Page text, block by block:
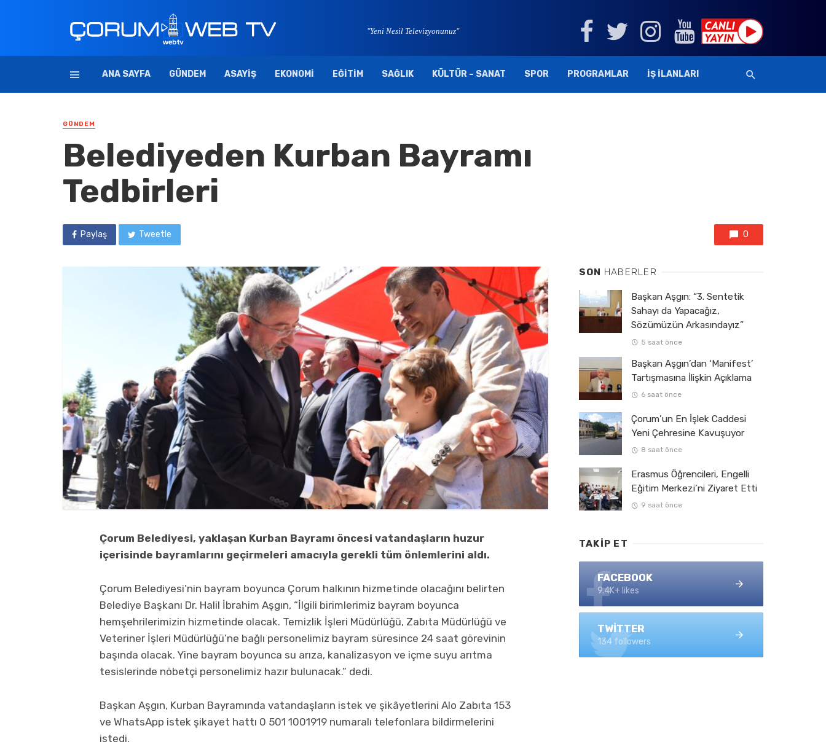
"Yeni Nesil Televizyonunuz"
ANA SAYFA GÜNDEM ASAYIŞ EKONOMI EĞITIM SAĞLIK KÜLTÜR – SANAT SPOR PROGRAMLAR İŞ İLANLARI
GÜNDEM
Belediyeden Kurban Bayramı
Tedbirleri
Paylaş Tweetle 0
Çorum Belediyesi, yaklaşan Kurban Bayramı öncesi vatandaşların huzur
içerisinde bayramlarını geçirmeleri amacıyla gerekli tüm önlemlerini aldı.
Çorum Belediyesi’nin bayram boyunca Çorum halkının hizmetinde olacağını belirten
Belediye Başkanı Dr. Halil İbrahim Aşgın, “İlgili birimlerimiz bayram boyunca
hemşehrilerimizin hizmetinde olacak. Temizlik İşleri Müdürlüğü, Zabıta Müdürlüğü ve
Veteriner İşleri Müdürlüğü’ne bağlı personelimiz bayram süresince 24 saat görevinin
başında olacak. Yine bayram boyunca su arıza, kanalizasyon ve içme suyu arıtma
tesislerinde nöbetçi personelimiz hazır bulunacak.” dedi.
Başkan Aşgın, Kurban Bayramında vatandaşların istek ve şikâyetlerini Alo Zabıta 153
ve WhatsApp istek şikayet hattı 0 501 1001919 numaralı telefonlara bildirmelerini
istedi.
SON HABERLER
Başkan Aşgın: “3. Sentetik
Sahayı da Yapacağız,
Sözümüzün Arkasındayız”
5 saat önce
Başkan Aşgın’dan ‘Manifest’
Tartışmasına İlişkin Açıklama
6 saat önce
Çorum’un En İşlek Caddesi
Yeni Çehresine Kavuşuyor
8 saat önce
Erasmus Öğrencileri, Engelli
Eğitim Merkezi’ni Ziyaret Etti
9 saat önce
TAKIP ET
FACEBOOK
9.4K+ likes
TWITTER
134 followers